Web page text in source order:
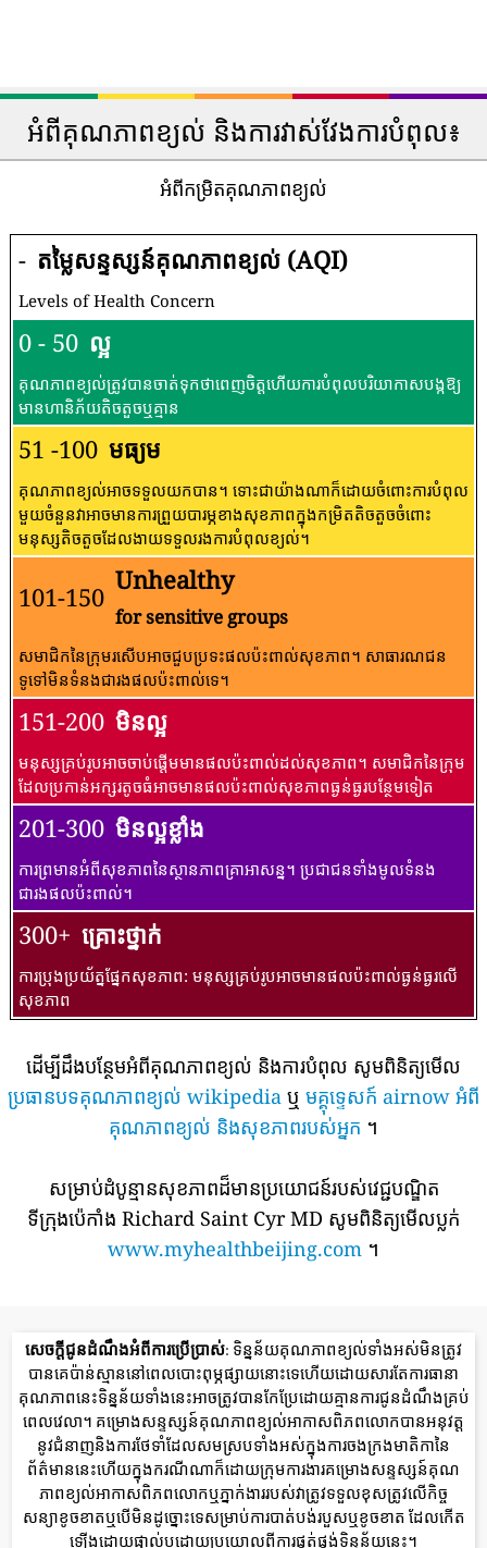
អំពីគុណភាពខ្យល់ និងការវាស់វែងការបំពុល៖
អំពីកម្រិតគុណភាពខ្យល់
- តម្លៃសន្ទស្សន៍គុណភាពខ្យល់ (AQI)
Levels of Health Concern
0 - 50 ល្អ
គុណភាពខ្យល់ត្រូវបានចាត់ទុកថាពេញចិត្តហើយការបំពុលបរិយាកាសបង្កឱ្យ
មានហានិភ័យតិចតួចឬគ្មាន
51 -100 មធ្យម
គុណភាពខ្យល់អាចទទួលយកបាន។ ទោះជាយ៉ាងណាក៏ដោយចំពោះការបំពុល
មួយចំនួនវាអាចមានការព្រួយបារម្ភខាងសុខភាពក្នុងកម្រិតតិចតួចចំពោះ
មនុស្សតិចតួចដែលងាយទទួលរងការបំពុលខ្យល់។
101-150
Unhealthy
for sensitive groups
សមាជិកនៃក្រុមរសើបអាចជួបប្រទះផលប៉ះពាល់សុខភាព។ សាធារណជន​
ទូទៅ​មិន​ទំនង​ជា​រង​ផល​ប៉ះពាល់​ទេ។
151-200 មិនល្អ
មនុស្សគ្រប់រូបអាចចាប់ផ្តើមមានផលប៉ះពាល់ដល់សុខភាព។ សមាជិកនៃក្រុម
ដែលប្រកាន់អក្សរតូចធំអាចមានផលប៉ះពាល់សុខភាពធ្ងន់ធ្ងរបន្ថែមទៀត
201-300 មិនល្អខ្លាំង
ការព្រមានអំពីសុខភាពនៃស្ថានភាពគ្រាអាសន្ន។ ប្រជាជនទាំងមូលទំនង
ជារងផលប៉ះពាល់។
300+ គ្រោះថ្នាក់
ការប្រុងប្រយ័ត្នផ្នែកសុខភាព: មនុស្សគ្រប់រូបអាចមានផលប៉ះពាល់ធ្ងន់ធ្ងរលើ
សុខភាព
ដើម្បីដឹងបន្ថែមអំពីគុណភាពខ្យល់ និងការបំពុល សូមពិនិត្យមើល
ប្រធានបទគុណភាពខ្យល់ wikipedia ឬ មគ្គុទ្ទេសក៍ airnow អំពី
គុណភាពខ្យល់ និងសុខភាពរបស់អ្នក ។
សម្រាប់ដំបូន្មានសុខភាពដ៏មានប្រយោជន៍របស់វេជ្ជបណ្ឌិត
ទីក្រុងប៉េកាំង Richard Saint Cyr MD សូមពិនិត្យមើលប្លក់
www.myhealthbeijing.com ។
សេចក្តីជូនដំណឹងអំពីការប្រើប្រាស់: ទិន្នន័យគុណភាពខ្យល់ទាំងអស់មិនត្រូវ
បានគេប៉ាន់ស្មាននៅពេលបោះពុម្ភផ្សាយនោះទេហើយដោយសារតែការធានា
គុណភាពនេះទិន្នន័យទាំងនេះអាចត្រូវបានកែប្រែដោយគ្មានការជូនដំណឹងគ្រប់
ពេលវេលា។ គម្រោងសន្ទស្សន៍គុណភាពខ្យល់អាកាសពិភពលោកបានអនុវត្ត
នូវជំនាញនិងការថែទាំដែលសមស្របទាំងអស់ក្នុងការចងក្រងមាតិកានៃ
ព័ត៌មាននេះហើយក្នុងករណីណាក៏ដោយក្រុមការងារគម្រោងសន្ទស្សន៍គុណ
ភាពខ្យល់អាកាសពិភពលោកឬភ្នាក់ងាររបស់វាត្រូវទទួលខុសត្រូវលើកិច្ច
សន្យាខូចខាតឬបើមិនដូច្នោះទេសម្រាប់ការបាត់បង់របួសឬខូចខាត ដែលកើត
ឡើងដោយផ្ទាល់ឬដោយប្រយោលពីការផ្គត់ផ្គង់ទិន្នន័យនេះ។